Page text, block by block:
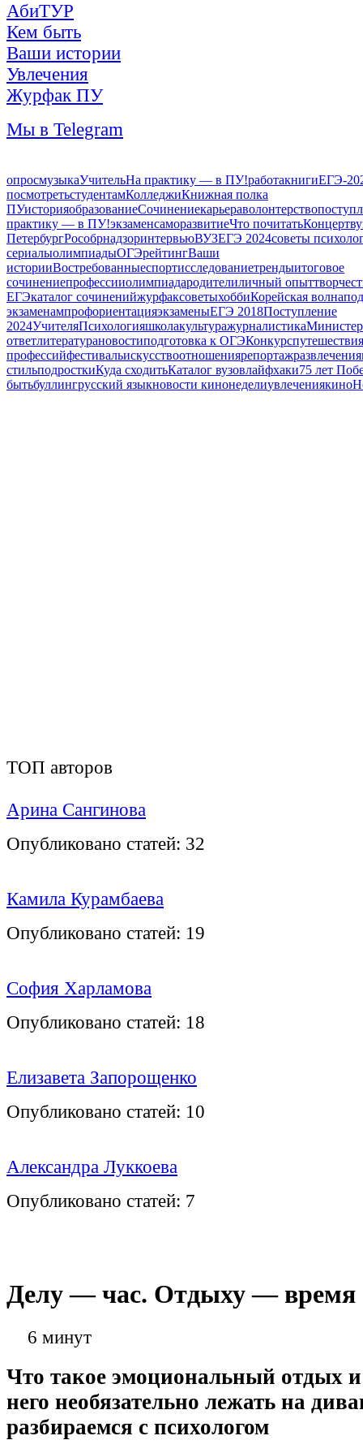
АбиТУР
Кем быть
Ваши истории
Увлечения
Журфак ПУ
Мы в Telegram
опросмузыкаУчительНа практику — в ПУ!работакнигиЕГЭ-
посмотретьстудентамКолледжиКнижная полка
ПУисторияобразованиеСочинениекарьераволонтерство
практику — в ПУ!экзаменсаморазвитиеЧто почитатьКонцерт
ПетербургРособрнадзоринтервьюВУЗЕГЭ 2024советы
сериалыолимпиадыОГЭрейтингВаши
историиВостребованныеспортисследованиетрендыитоговое
сочинениепрофессииолимпиадародителиличный опыт
ЕГЭкаталог сочиненийжурфаксоветыхоббиКорейская волна
экзаменампрофориентацияэкзаменыЕГЭ 2018Поступление
2024УчителяПсихологияшколакультуражурналистика
ответлитературановостиподготовка к ОГЭКонкурспутешествия
профессийфестивальискусствоотношениярепортажразвлечения
стильподросткиКуда сходитьКаталог вузовлайфхаки75 лет
бытьбуллингрусский языкновости кинонеделиувлечениякино
ТОП авторов
Арина Сангинова
Опубликовано статей: 32
Камила Курамбаева
Опубликовано статей: 19
София Харламова
Опубликовано статей: 18
Елизавета Запорощенко
Опубликовано статей: 10
Александра Луккоева
Опубликовано статей: 7
Делу — час. Отдыху — время
6 минут
Что такое эмоциональный отдых
него необязательно лежать на
разбираемся с психологом